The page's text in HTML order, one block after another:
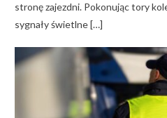
stronę zajezdni. Pokonując tory
sygnały świetlne […]